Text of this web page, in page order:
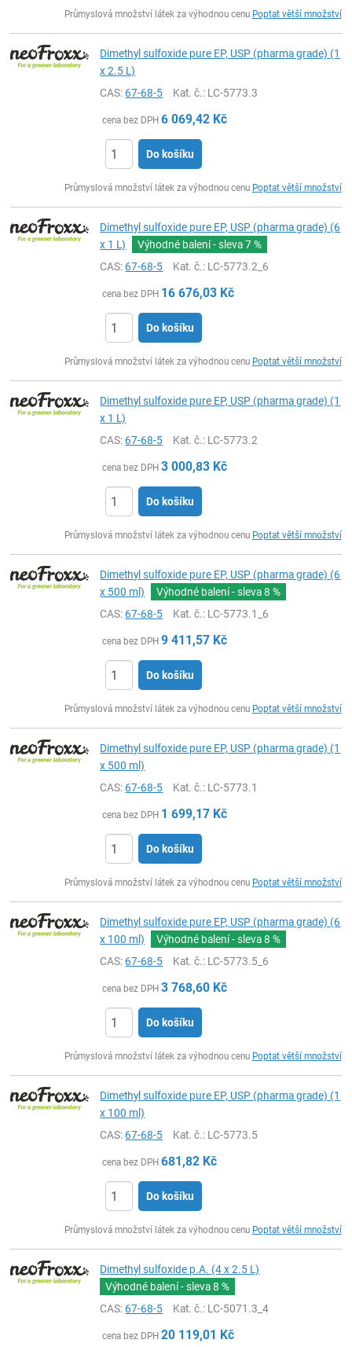
Průmyslová množství látek za výhodnou cenu Poptat větší množství
Dimethyl sulfoxide pure EP, USP (pharma grade) (1
x 2.5 L)
CAS:67-68-5 Kat. č.: LC-5773.3
cena bez DPH 6 069,42 Kč
Do košíku
Průmyslová množství látek za výhodnou cenu Poptat větší množství
Dimethyl sulfoxide pure EP, USP (pharma grade) (6
x 1 L)
Výhodné balení - sleva7 %
CAS:67-68-5 Kat. č.: LC-5773.2_6
cena bez DPH 16 676,03 Kč
Do košíku
Průmyslová množství látek za výhodnou cenu Poptat větší množství
Dimethyl sulfoxide pure EP, USP (pharma grade) (1
x 1 L)
CAS:67-68-5 Kat. č.: LC-5773.2
cena bez DPH 3 000,83 Kč
Do košíku
Průmyslová množství látek za výhodnou cenu Poptat větší množství
Dimethyl sulfoxide pure EP, USP (pharma grade) (6
x 500 ml)
Výhodné balení - sleva8 %
CAS:67-68-5 Kat. č.: LC-5773.1_6
cena bez DPH 9 411,57 Kč
Do košíku
Průmyslová množství látek za výhodnou cenu Poptat větší množství
Dimethyl sulfoxide pure EP, USP (pharma grade) (1
x 500 ml)
CAS:67-68-5 Kat. č.: LC-5773.1
cena bez DPH 1 699,17 Kč
Do košíku
Průmyslová množství látek za výhodnou cenu Poptat větší množství
Dimethyl sulfoxide pure EP, USP (pharma grade) (6
x 100 ml)
Výhodné balení - sleva8 %
CAS:67-68-5 Kat. č.: LC-5773.5_6
cena bez DPH 3 768,60 Kč
Do košíku
Průmyslová množství látek za výhodnou cenu Poptat větší množství
Dimethyl sulfoxide pure EP, USP (pharma grade) (1
x 100 ml)
CAS:67-68-5 Kat. č.: LC-5773.5
cena bez DPH 681,82 Kč
Do košíku
Průmyslová množství látek za výhodnou cenu Poptat větší množství
Dimethyl sulfoxide p.A. (4 x 2.5 L)
Výhodné balení - sleva8 %
CAS:67-68-5 Kat. č.: LC-5071.3_4
cena bez DPH 20 119,01 Kč